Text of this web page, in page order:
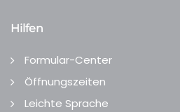
Hilfen
Formular-Center
Öffnungszeiten
Leichte Sprache